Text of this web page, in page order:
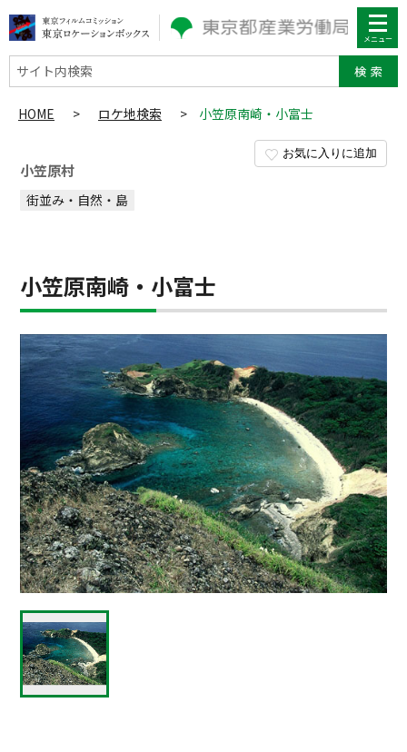
サイト内検索
HOME > ロケ地検索 > 小笠原南崎・小富士
お気に入りに追加
小笠原村
街並み・自然・島
小笠原南崎・小富士